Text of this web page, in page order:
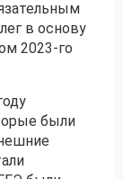
в основу
2023-го
были